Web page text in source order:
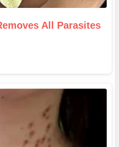
All Parasites